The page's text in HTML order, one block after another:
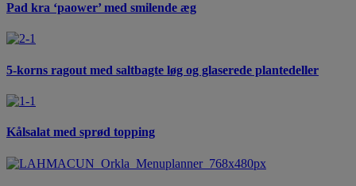
Pad kra ‘paower’ med smilende æg
5-korns ragout med saltbagte løg og glaserede plantedeller
Kålsalat med sprød topping